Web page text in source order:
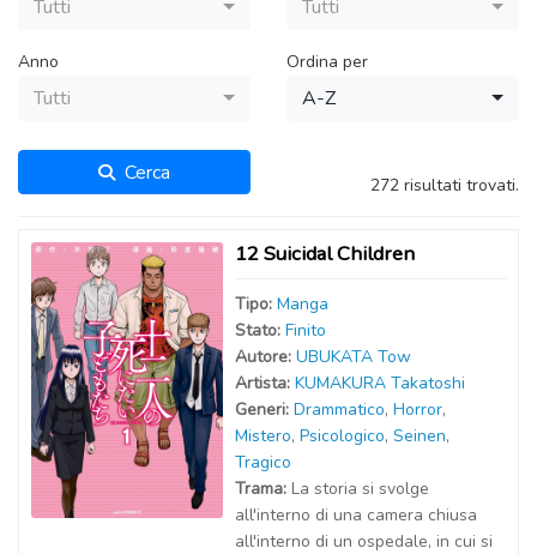
Tutti Tutti
Anno
Tutti
Ordina per
A-Z
Cerca 272 risultati trovati.
12 Suicidal Children
Tipo: Manga
Stato: Finito
Autore: UBUKATA Tow
Artista: KUMAKURA Takatoshi
Generi: Drammatico, Horror,
Mistero, Psicologico, Seinen,
Tragico
Trama: La storia si svolge
all'interno di una camera chiusa
all'interno di un ospedale, in cui si